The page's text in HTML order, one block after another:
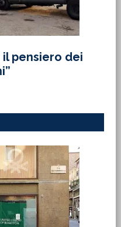
pensiero dei